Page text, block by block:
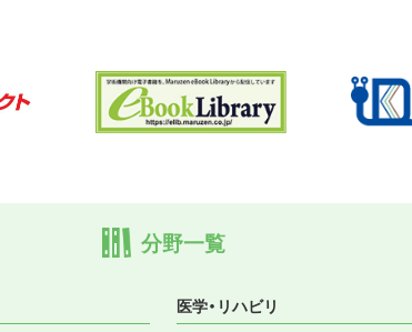
分野一覧
医学・リハビリ